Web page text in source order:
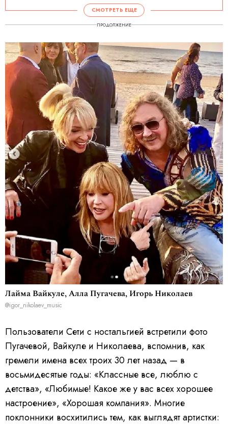
СМОТРЕТЬ ЕЩЕ
ПРОДОЛЖЕНИЕ
Лайма Вайкуле, Алла Пугачева, Игорь Николаев
@igor_nikolaev_music
Пользователи Сети с ностальгией встретили фото
Пугачевой, Вайкуле и Николаева, вспомнив, как
гремели имена всех троих 30 лет назад — в
восьмидесятые годы: «Классные все, люблю с
детства», «Любимые! Какое же у вас всех хорошее
настроение», «Хорошая компания». Многие
поклонники восхитились тем, как выглядят артистки: